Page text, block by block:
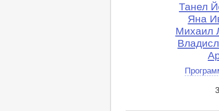
Танел
Яна
Михаил